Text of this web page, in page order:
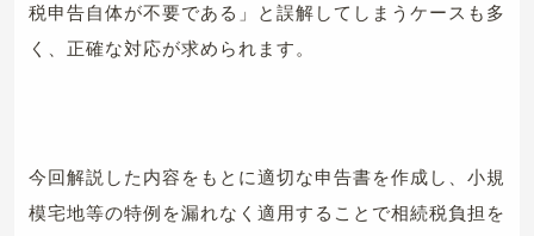
税申告自体が不要である」と誤解してしまうケースも多
く、正確な対応が求められます。
今回解説した内容をもとに適切な申告書を作成し、小規
模宅地等の特例を漏れなく適用することで相続税負担を